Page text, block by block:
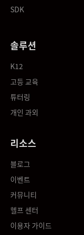
SDK
솔루션
K12
고등 교육
튜터링
개인 과외
리소스
블로그
이벤트
커뮤니티
헬프 센터
이용자 가이드